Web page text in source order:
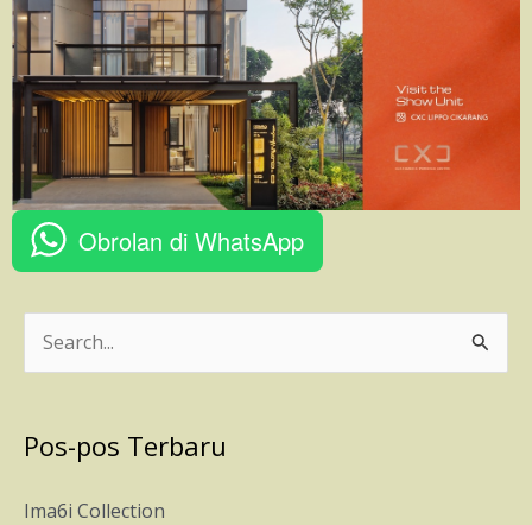
Obrolan di WhatsApp
i
u
Pos-pos Terbaru
Ima6i Collection